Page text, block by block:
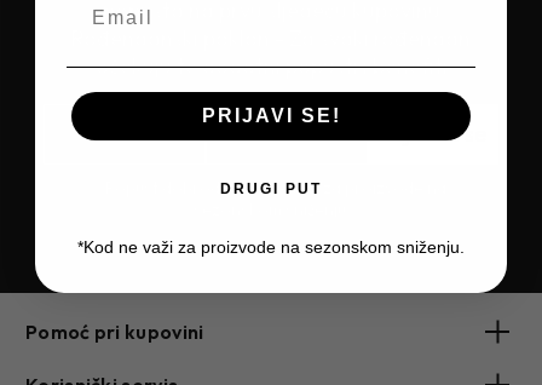
popusta na prvu sljedeću kupovinu
očekuju te dodatni popusti i benefiti
Prijavite se
*Popust dobrodošlice ne važi za proizvode na
Pomoć pri kupovini
PRIJAVI SE!
DRUGI PUT
*Kod ne važi za proizvode na sezonskom sniženju.